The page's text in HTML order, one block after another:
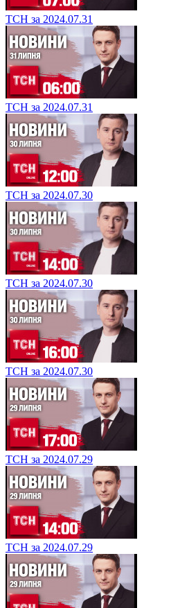
ТСН за 2024.07.31
ТСН за 2024.07.31
ТСН за 2024.07.30
ТСН за 2024.07.30
ТСН за 2024.07.30
ТСН за 2024.07.29
ТСН за 2024.07.29